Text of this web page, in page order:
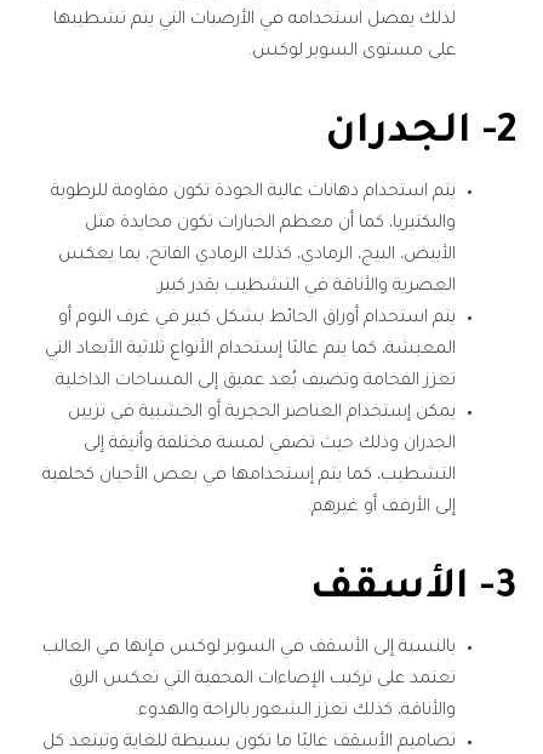
لذلك يفضل استخدامه في الأرضيات التي يتم تشطيبها
على مستوى السوبر لوكس.
2- الجدران
يتم استخدام دهانات عالية الجودة تكون مقاومة للرطوبة
والبكتيريا، كما أن معظم الخيارات تكون محايدة مثل
الأبيض، البيج، الرمادي، كذلك الرمادي الفاتح، بما يعكس
العصرية والأناقة في التشطيب بقدر كبير.
يتم استخدام أوراق الحائط بشكل كبير في غرف النوم أو
المعيشة، كما يتم غالبًا إستخدام الأنواع ثلاثية الأبعاد التي
تعزز الفخامة وتضيف بُعد عميق إلى المساحات الداخلية.
يمكن إستخدام العناصر الحجرية أو الخشبية في تزيين
الجدران وذلك حيث تضفي لمسة مختلفة وأنيقة إلى
التشطيب، كما يتم إستخدامها في بعض الأحيان كخلفية
إلى الأرفف أو غيرهم.
3- الأسقف
بالنسبة إلى الأسقف في السوبر لوكس فإنها في الغالب
تعتمد على تركيب الإضاءات المخفية التي تعكس الرق
والأناقة، كذلك تعزز الشعور بالراحة والهدوء.
تصاميم الأسقف غالبًا ما تكون بسيطة للغاية وتبتعد كل